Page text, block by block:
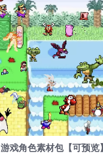
游戏角色素材包【可预览】